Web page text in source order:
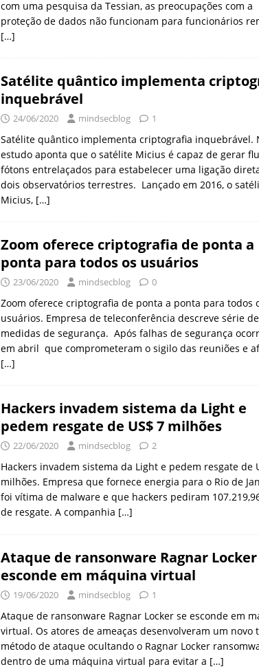
com uma pesquisa da Tessian, as preocupações com a
proteção de dados não funcionam para funcionários
[…]
Satélite quântico implementa
inquebrável
24/06/2020 mindsecblog 1
Satélite quântico implementa criptografia inquebrável.
estudo aponta que o satélite Micius é capaz de gerar
fótons entrelaçados para estabelecer uma ligação
dois observatórios terrestres. Lançado em 2016, o
Micius, […]
Zoom oferece criptografia de ponta a
ponta para todos os usuários
23/06/2020 mindsecblog 0
Zoom oferece criptografia de ponta a ponta para todos
usuários. Empresa de teleconferência descreve série de
medidas de segurança. Após falhas de segurança
em abril que comprometeram o sigilo das reuniões e
[…]
Hackers invadem sistema da Light e
pedem resgate de US$ 7 milhões
22/06/2020 mindsecblog 2
Hackers invadem sistema da Light e pedem resgate de
milhões. Empresa que fornece energia para o Rio de
foi vítima de malware e que hackers pediram
de resgate. A companhia […]
Ataque de ransonware Ragnar Locker
esconde em máquina virtual
19/06/2020 mindsecblog 1
Ataque de ransonware Ragnar Locker se esconde em
virtual. Os atores de ameaças desenvolveram um novo
método de ataque ocultando o Ragnar Locker
dentro de uma máquina virtual para evitar a […]